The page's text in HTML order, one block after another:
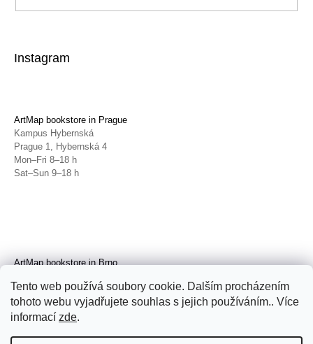
Tento web používá soubory cookie. Dalším procházením
tohoto webu vyjadřujete souhlas s jejich používáním.. Více
informací zde.
Instagram
ArtMap bookstore in Prague
Kampus Hybernská
Prague 1, Hybernská 4
Mon–Fri 8–18 h
Sat–Sun 9–18 h
ArtMap bookstore in Brno
Brno, Radnická 4
Tue–Fri 11–19 h
Sat 14–19 h